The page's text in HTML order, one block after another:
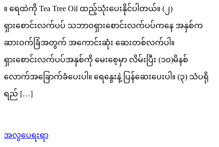
။ ရေထဲကို Tea Tree Oil ထည့်သုံးပေးနိုင်ပါတယ်။ (၂)
ရှားစောင်းလက်ပပ် သဘာဝရှားစောင်းလက်ပပ်ကနေ အနှစ်က
ဆားဝက်ခြံအတွက် အကောင်းဆုံး ဆေးတစ်လက်ပါ။
ရှားစောင်းလက်ပပ်အနှစ်ကို မေးစေ့မှာ လိမ်းပြီး (၁၀)မိနစ်
လောက်အခြောက်ခံပေးပါ။ ရေနွေးနဲ့ ပြန်ဆေးပေးပါ။ (၃) သံပရို
ရည် […]
အလွပေရးရာ